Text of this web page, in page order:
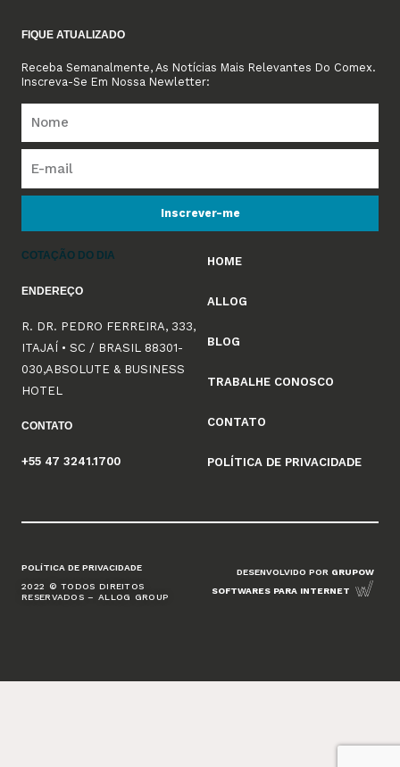
FIQUE ATUALIZADO
Receba Semanalmente, As Notícias Mais Relevantes Do Comex.
Inscreva-Se Em Nossa Newletter:
Inscrever-me
COTAÇÃO DO DIA
ENDEREÇO
R. DR. PEDRO FERREIRA, 333,
ITAJAÍ • SC / BRASIL 88301-
030,ABSOLUTE & BUSINESS
HOTEL
CONTATO
+55 47 3241.1700
HOME
ALLOG
BLOG
TRABALHE CONOSCO
CONTATO
POLÍTICA DE PRIVACIDADE
POLÍTICA DE PRIVACIDADE
2022 © TODOS DIREITOS
RESERVADOS – ALLOG GROUP
DESENVOLVIDO POR GRUPOW
SOFTWARES PARA INTERNET